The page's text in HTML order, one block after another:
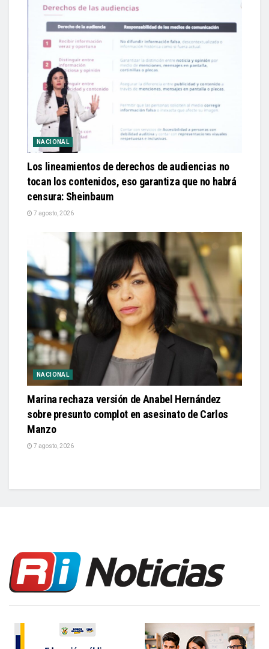
NACIONAL
Los lineamientos de derechos de audiencias no
tocan los contenidos, eso garantiza que no habrá
censura: Sheinbaum
7 agosto, 2026
NACIONAL
Marina rechaza versión de Anabel Hernández
sobre presunto complot en asesinato de Carlos
Manzo
7 agosto, 2026